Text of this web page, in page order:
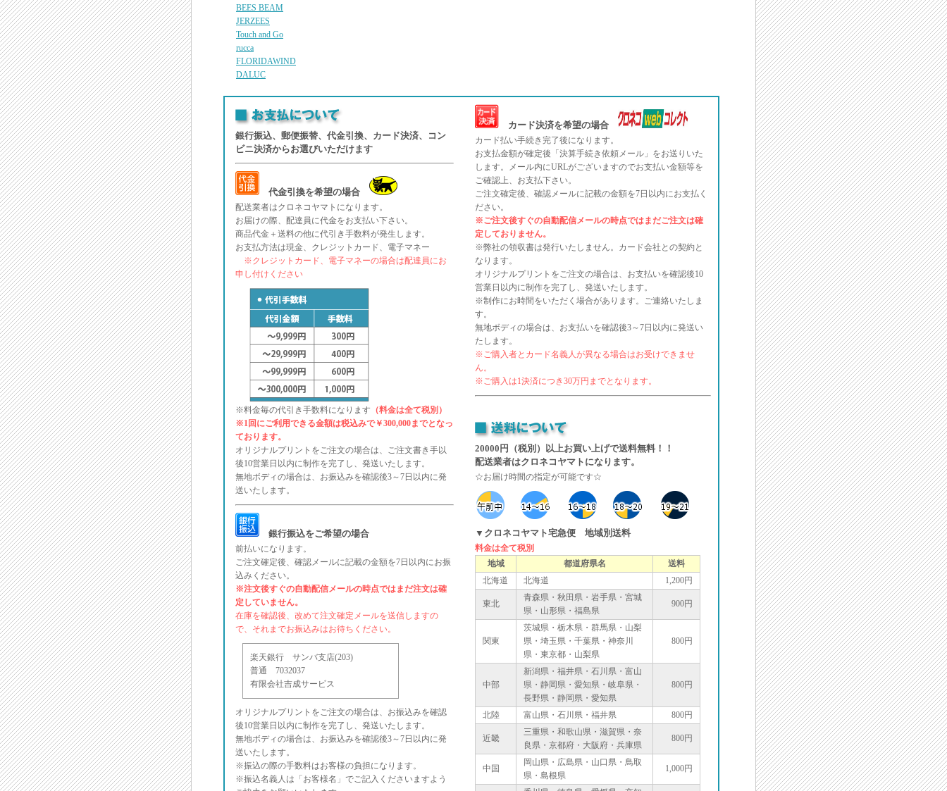
BEES BEAM
JERZEES
Touch and Go
rucca
FLORIDAWIND
DALUC
銀行振込、郵便振替、代金引換、カード決済、コン
ビニ決済からお選びいただけます
代金引換を希望の場合
配送業者はクロネコヤマトになります。
お届けの際、配達員に代金をお支払い下さい。
商品代金＋送料の他に代引き手数料が発生します。
お支払方法は現金、クレジットカード、電子マネー
※クレジットカード、電子マネーの場合は配達員にお
申し付けください
※料金毎の代引き手数料になります （料金は全て税別）
※1回にご利用できる金額は税込みで￥300,000までとなっ
ております。
オリジナルプリントをご注文の場合は、ご注文書き手以
後10営業日以内に制作を完了し、発送いたします。
無地ボディの場合は、お振込みを確認後3～7日以内に発
送いたします。
銀行振込をご希望の場合
前払いになります。
ご注文確定後、確認メールに記載の金額を7日以内にお振
込みください。
※注文後すぐの自動配信メールの時点ではまだ注文は確
定していません。
在庫を確認後、改めて注文確定メールを送信しますの
で、それまでお振込みはお待ちください。
楽天銀行 サンバ支店(203)
普通 7032037
有限会社吉成サービス
オリジナルプリントをご注文の場合は、お振込みを確認
後10営業日以内に制作を完了し、発送いたします。
無地ボディの場合は、お振込みを確認後3～7日以内に発
送いたします。
※振込の際の手数料はお客様の負担になります。
※振込名義人は「お客様名」でご記入くださいますよう
カード決済を希望の場合
カード払い手続き完了後になります。
お支払金額が確定後「決算手続き依頼メール」をお送りいた
します。メール内にURLがございますのでお支払い金額等を
ご確認上、お支払下さい。
ご注文確定後、確認メールに記載の金額を7日以内にお支払く
ださい。
※ご注文後すぐの自動配信メールの時点ではまだご注文は確
定しておりません。
※弊社の領収書は発行いたしません。カード会社との契約と
なります。
オリジナルプリントをご注文の場合は、お支払いを確認後10
営業日以内に制作を完了し、発送いたします。
※制作にお時間をいただく場合があります。ご連絡いたしま
す。
無地ボディの場合は、お支払いを確認後3～7日以内に発送い
たします。
※ご購入者とカード名義人が異なる場合はお受けできませ
ん。
※ご購入は1決済につき30万円までとなります。
20000円（税別）以上お買い上げで送料無料！！
配送業者はクロネコヤマトになります。
☆お届け時間の指定が可能です☆
▼クロネコヤマト宅急便 地域別送料
料金は全て税別
地域
都道府県名
送料
北海道
北海道 1,200円
東北
青森県・秋田県・岩手県・宮城
県・山形県・福島県
900円
関東
茨城県・栃木県・群馬県・山梨
県・埼玉県・千葉県・神奈川
県・東京都・山梨県
800円
中部
新潟県・福井県・石川県・富山
県・静岡県・愛知県・岐阜県・
長野県・静岡県・愛知県
800円
北陸 富山県・石川県・福井県 800円
近畿
三重県・和歌山県・滋賀県・奈
良県・京都府・大阪府・兵庫県
800円
中国
岡山県・広島県・山口県・鳥取
県・島根県
1,000円